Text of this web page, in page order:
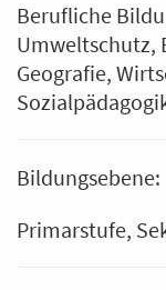
Berufliche
Umweltschutz
Geografie
Bildungsebene:
Primarstufe